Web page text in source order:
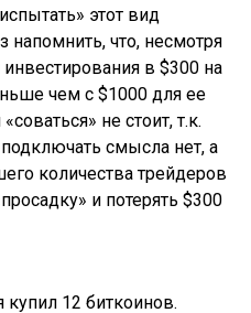
этот вид
напомнить, что, несмотря
в $300 на
чем с $1000 для ее
не стоит, т.к.
смысла нет, а
количества трейдеров
и потерять $300
12 биткоинов.